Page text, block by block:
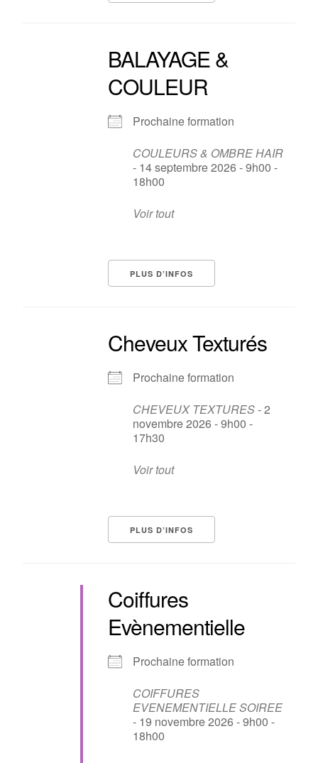
BALAYAGE &
COULEUR
Prochaine formation
COULEURS & OMBRE HAIR
- 14 septembre 2026 - 9h00 -
18h00
Voir tout
PLUS D’INFOS
Cheveux Texturés
Prochaine formation
CHEVEUX TEXTURES- 2
novembre 2026 - 9h00 -
17h30
Voir tout
PLUS D’INFOS
Coiffures
Evènementielle
Prochaine formation
COIFFURES
EVENEMENTIELLE SOIREE
- 19 novembre 2026 - 9h00 -
18h00